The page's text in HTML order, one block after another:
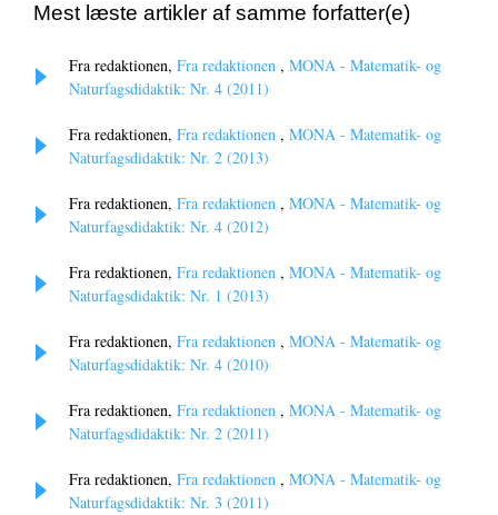
Mest læste artikler af samme forfatter(e)
Fra redaktionen, Fra redaktionen , MONA - Matematik- og
Naturfagsdidaktik: Nr. 4 (2011)
Fra redaktionen, Fra redaktionen , MONA - Matematik- og
Naturfagsdidaktik: Nr. 2 (2013)
Fra redaktionen, Fra redaktionen , MONA - Matematik- og
Naturfagsdidaktik: Nr. 4 (2012)
Fra redaktionen, Fra redaktionen , MONA - Matematik- og
Naturfagsdidaktik: Nr. 1 (2013)
Fra redaktionen, Fra redaktionen , MONA - Matematik- og
Naturfagsdidaktik: Nr. 4 (2010)
Fra redaktionen, Fra redaktionen , MONA - Matematik- og
Naturfagsdidaktik: Nr. 2 (2011)
Fra redaktionen, Fra redaktionen , MONA - Matematik- og
Naturfagsdidaktik: Nr. 3 (2011)